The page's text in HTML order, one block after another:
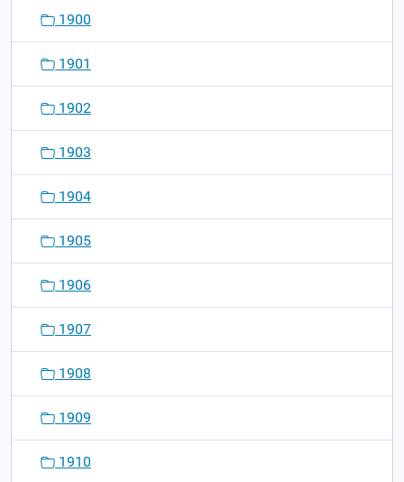
1900
1901
1902
1903
1904
1905
1906
1907
1908
1909
1910